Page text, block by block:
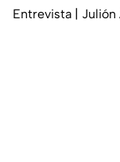
Entrevista |